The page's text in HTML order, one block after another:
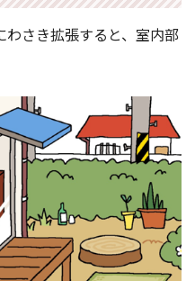
さき拡張すると、室内部